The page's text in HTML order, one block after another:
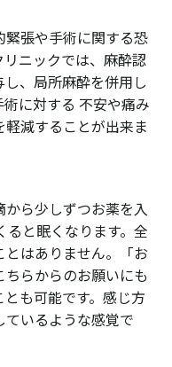
張や手術に関する恐
ニックでは、麻酔認
、局所麻酔を併用し
に対する 不安や痛み
減することが出来ま
ら少しずつお薬を入
ると眠くなります。全
はありません。「お
らからのお願いにも
も可能です。感じ方
いるような感覚で